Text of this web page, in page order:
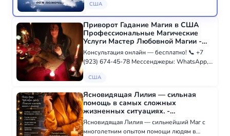
трудностями . Снимет любой негатив :
неудачи, безденежье, одиночество, порчи
и сглазы....
США
Приворот Гадание Магия в США
Профессиональные Магические
Услуги Мастер Любовной Магии -
Экстрасенсы в США
Консультация онлайн — бесплатно! 📞 +7
(923) 674-45-78 Мессенджеры: WhatsApp,
людьми по всему миру! Предоставляю
эзотерическую...
США
Ясновидящая Лилия — сильная
помощь в самых сложных
жизненных ситуациях. -
Экстрасенсы в США
Ясновидящая Лилия — сильнейший Маг с
многолетним опытом помощи людям в